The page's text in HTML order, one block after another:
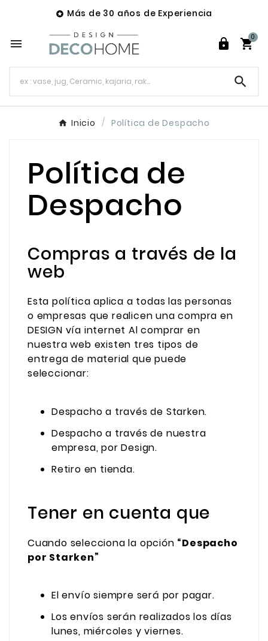
 Más de 30 años de Experiencia
  
0

Inicio Política de Despacho
Política de
Despacho
Compras a través de la
web
Esta política aplica a todas las personas
o empresas que realicen una compra en
DESIGN vía internet Al comprar en
nuestra web existen tres tipos de
entrega de material que puede
seleccionar:
Despacho a través de Starken.
Despacho a través de nuestra
empresa, por Design.
Retiro en tienda.
Tener en cuenta que
Cuando selecciona la opción “Despacho
por Starken”
El envío siempre será por pagar.
Los envíos serán realizados los días
lunes, miércoles y viernes.